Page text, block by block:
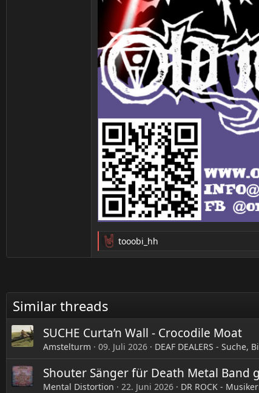
R
e
t
i
o
n
e
n
:
tooobi_hh
Similar threads
SUCHE Curta’n Wall - Crocodile Moat
Amstelturm 09. Juli 2026 DEAF DEALERS - Suche,
Shouter Sänger für Death Metal Band
Mental Distortion 22. Juni 2026 DR ROCK -